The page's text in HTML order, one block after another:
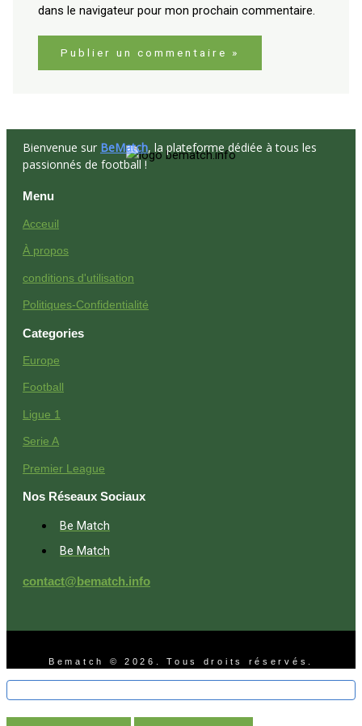
dans le navigateur pour mon prochain commentaire.
Bienvenue sur BeMatch, la plateforme dédiée à tous les
passionnés de football !
Menu
Acceuil
À propos
conditions d'utilisation
Politiques-Confidentialité
Categories
Europe
Football
Ligue 1
Serie A
Premier League
Nos Réseaux Sociaux
Be Match
Be Match
contact@bematch.info
Bematch © 2026. Tous droits réservés.